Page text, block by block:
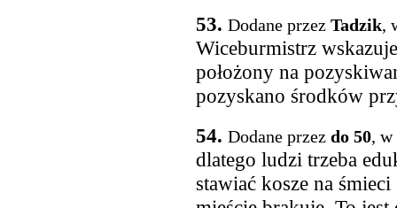
53. Dodane przez Tadzik,
Wiceburmistrz
położony na
pozyskano środków
54. Dodane przez do 50, w
dlatego ludzi trzeba
stawiać kosze na